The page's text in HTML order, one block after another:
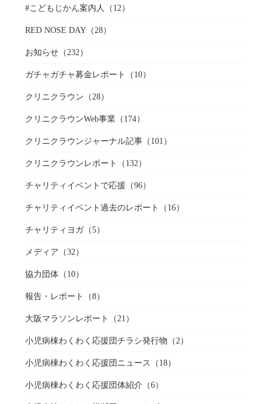
#こどもじかん案内人 （12）
RED NOSE DAY（28）
お知らせ（232）
ガチャガチャ募金レポート （10）
クリニクラウン （28）
クリニクラウンWeb事業（174）
クリニクラウンジャーナル記事（101）
クリニクラウンレポート （132）
チャリティイベントで応援 （96）
チャリティイベント過去のレポート （16）
チャリティヨガ（5）
メディア （32）
協力団体（10）
報告・レポート （8）
大阪マラソンレポート （21）
小児病棟わくわく応援団チラシ発行物 （2）
小児病棟わくわく応援団ニュース （18）
小児病棟わくわく応援団体紹介 （6）